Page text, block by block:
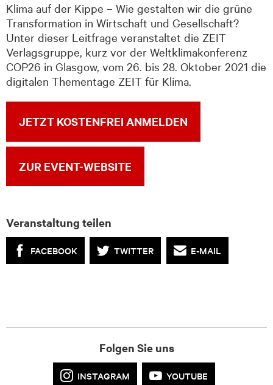
Klima auf der Kippe – Wie gestalten wir die grüne
Transformation in Wirtschaft und Gesellschaft?
Unter dieser Leitfrage veranstaltet die ZEIT
Verlagsgruppe, kurz vor der Weltklimakonferenz
COP26 in Glasgow, vom 26. bis 28. Oktober 2021 die
digitalen Thementage ZEIT für Klima.
JETZT KOSTENFREI ANMELDEN
ZUR EVENT-WEBSITE
Veranstaltung teilen
FACEBOOK TWITTER E-MAIL
Folgen Sie uns
INSTAGRAM YOUTUBE